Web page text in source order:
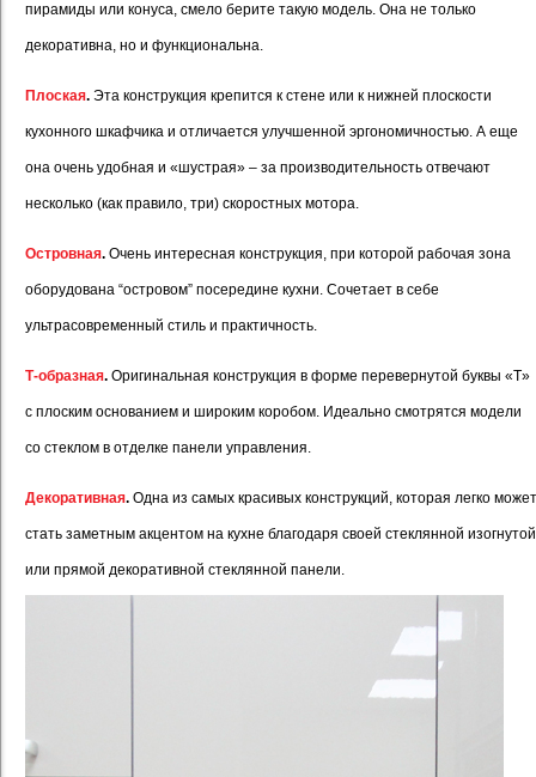
пирамиды или конуса, смело берите такую модель. Она не только
декоративна, но и функциональна.
Плоская. Эта конструкция крепится к стене или к нижней плоскости
кухонного шкафчика и отличается улучшенной эргономичностью. А еще
она очень удобная и «шустрая» – за производительность отвечают
несколько (как правило, три) скоростных мотора.
Островная. Очень интересная конструкция, при которой рабочая зона
оборудована “островом” посередине кухни. Сочетает в себе
ультрасовременный стиль и практичность.
Т-образная. Оригинальная конструкция в форме перевернутой буквы «T»
с плоским основанием и широким коробом. Идеально смотрятся модели
со стеклом в отделке панели управления.
Декоративная. Одна из самых красивых конструкций, которая легко может
стать заметным акцентом на кухне благодаря своей стеклянной изогнутой
или прямой декоративной стеклянной панели.